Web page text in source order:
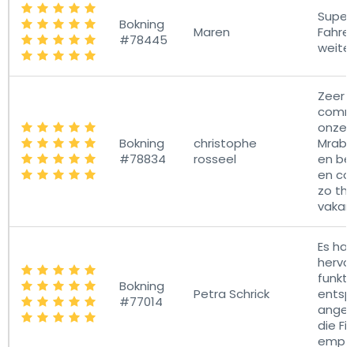
Bokning
#78445
Maren
Bokning
#78834
christophe
rosseel
Zeer
onze
en
en
zo
Bokning
#77014
Petra Schrick
Es
die